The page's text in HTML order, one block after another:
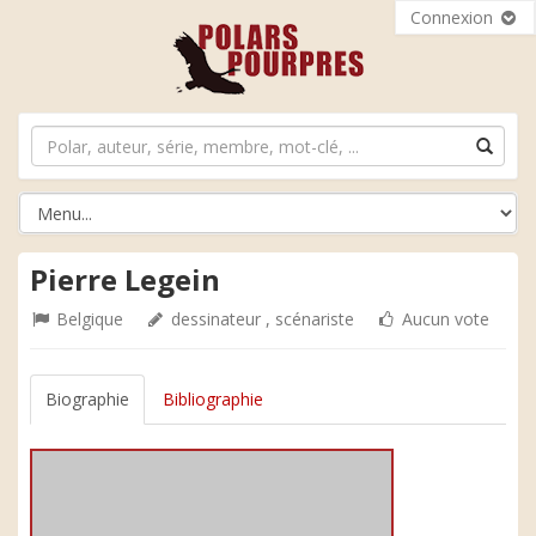
Connexion
Pierre Legein
Belgique dessinateur , scénariste Aucun vote
Biographie Bibliographie